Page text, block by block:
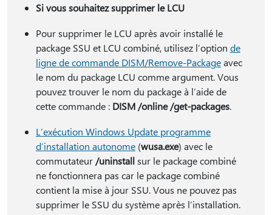
Si vous souhaitez supprimer le LCU
Pour supprimer le LCU après avoir installé le
package SSU et LCU combiné, utilisez l’option de
ligne de commande DISM/Remove-Packageavec
le nom du package LCU comme argument. Vous
pouvez trouver le nom du package à l’aide de
cette commande : DISM /online /get-packages.
L’exécution Windows Update programme
d’installation autonome(wusa.exe) avec le
commutateur /uninstallsur le package combiné
ne fonctionnera pas car le package combiné
contient la mise à jour SSU. Vous ne pouvez pas
supprimer le SSU du système après l’installation.